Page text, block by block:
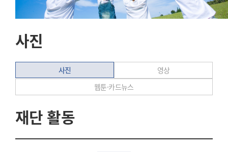
사진
사진
영상
웹툰·카드뉴스
재단 활동